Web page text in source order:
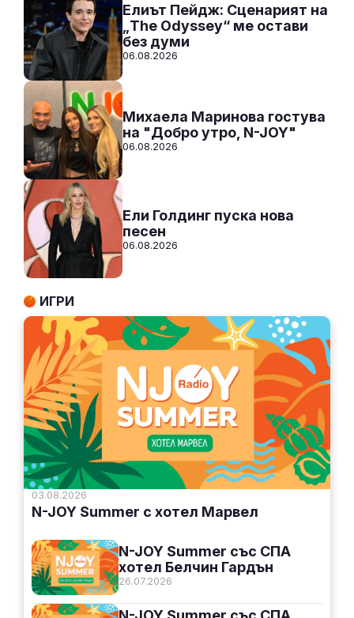
Елиът Пейдж: Сценарият на
„The Odyssey“ ме остави
без думи
06.08.2026
Михаела Маринова гостува
на "Добро утро, N-JOY"
06.08.2026
Ели Голдинг пуска нова
песен
06.08.2026
ИГРИ
03.08.2026
N-JOY Summer с хотел Марвел
26.07.2026
N-JOY Summer със СПА
хотел Белчин Гардън